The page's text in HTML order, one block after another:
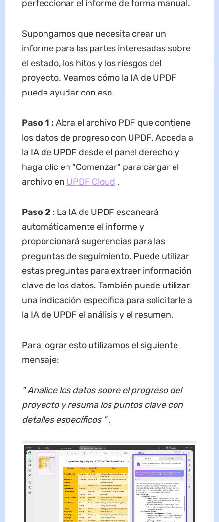
perfeccionar el informe de forma manual.
Supongamos que necesita crear un
informe para las partes interesadas sobre
el estado, los hitos y los riesgos del
proyecto. Veamos cómo la IA de UPDF
puede ayudar con eso.
Paso 1 : Abra el archivo PDF que contiene
los datos de progreso con UPDF. Acceda a
la IA de UPDF desde el panel derecho y
haga clic en "Comenzar" para cargar el
archivo en UPDF Cloud .
Paso 2 : La IA de UPDF escaneará
automáticamente el informe y
proporcionará sugerencias para las
preguntas de seguimiento. Puede utilizar
estas preguntas para extraer información
clave de los datos. También puede utilizar
una indicación específica para solicitarle a
la IA de UPDF el análisis y el resumen.
Para lograr esto utilizamos el siguiente
mensaje:
"Analice los datos sobre el progreso del
proyecto yresuma los puntos clave con
detalles específicos " .